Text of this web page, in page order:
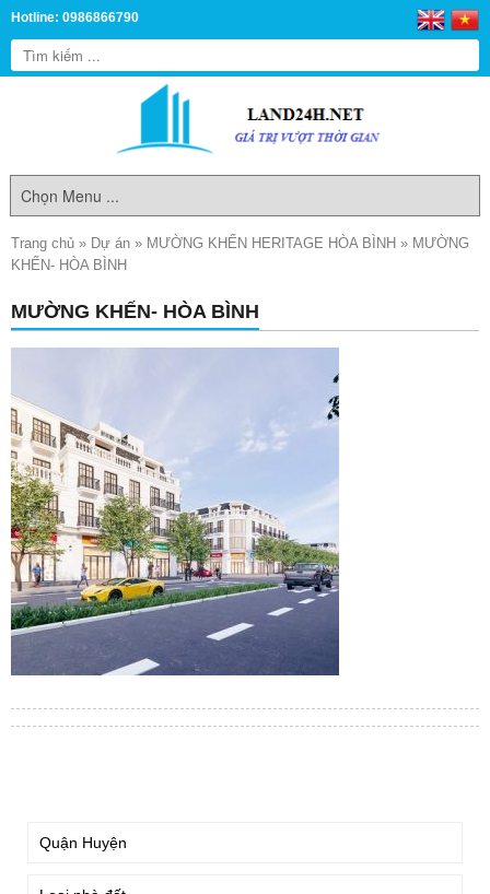
Hotline: 0986866790
Trang chủ » Dự án » MƯỜNG KHẾN HERITAGE HÒA BÌNH » MƯỜNG
KHẾN- HÒA BÌNH
MƯỜNG KHẾN- HÒA BÌNH